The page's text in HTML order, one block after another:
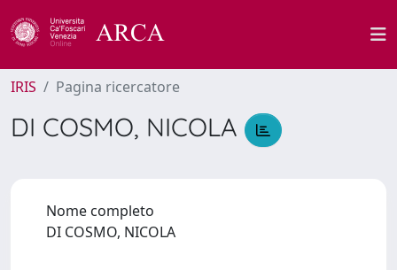
IRIS Pagina ricercatore
DI COSMO, NICOLA
Nome completo
DI COSMO, NICOLA